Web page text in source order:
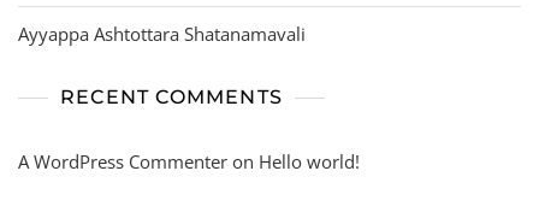
Ayyappa Ashtottara Shatanamavali
RECENT COMMENTS
A WordPress Commenter on Hello world!